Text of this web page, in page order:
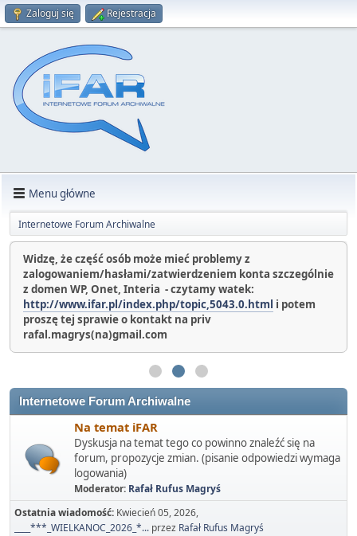
Zaloguj się Rejestracja
Menu główne
Internetowe Forum Archiwalne
Widzę, że część osób może mieć problemy z
zalogowaniem/hasłami/zatwierdzeniem konta szczególnie
z domen WP, Onet, Interia - czytamy watek:
http://www.ifar.pl/index.php/topic,5043.0.html i potem
proszę tej sprawie o kontakt na priv
rafal.magrys(na)gmail.com
Internetowe Forum Archiwalne
Na temat iFAR
Dyskusja na temat tego co powinno znaleźć się na
forum, propozycje zmian. (pisanie odpowiedzi wymaga
logowania)
Moderator: Rafał Rufus Magryś
Ostatnia wiadomość: Kwiecień 05, 2026,
____***_WIELKANOC_2026_*... przez Rafał Rufus Magryś